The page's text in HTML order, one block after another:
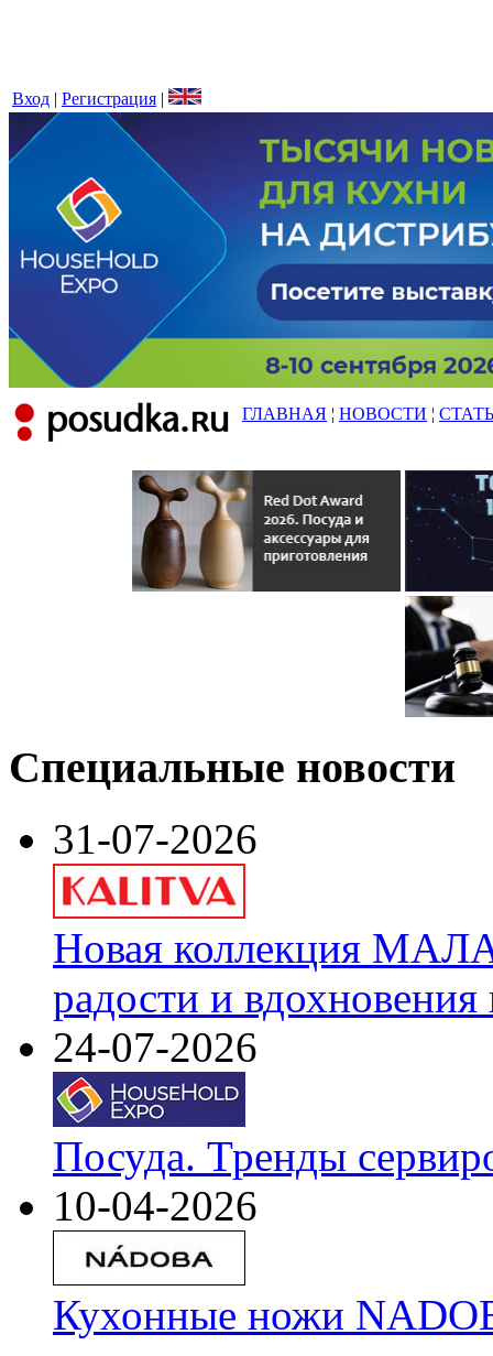
Вход | Регистрация |
ГЛАВНАЯ ¦ НОВОСТИ ¦
Специальные новости
31-07-2026
Новая коллекция
радости и
24-07-2026
Посуда. Тренды
10-04-2026
Кухонные ножи